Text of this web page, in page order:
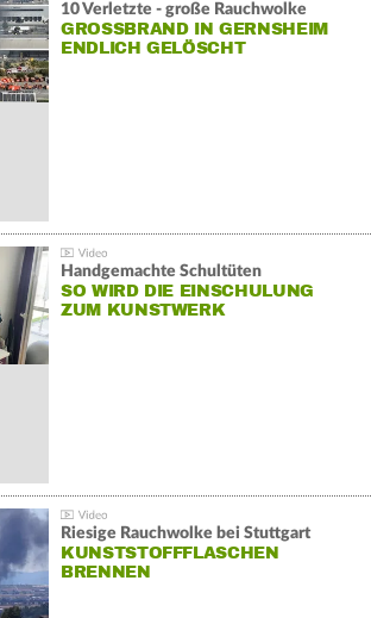
10 Verletzte - große Rauchwolke
GROSSBRAND IN GERNSHEIM E
NDLICH GELÖSCHT
Handgemachte Schultüten
SO WIRD DIE EINSCHULUNG
ZUM KUNSTWERK
Riesige Rauchwolke bei Stuttgart
KUNSTSTOFFFLASCHEN
BRENNEN